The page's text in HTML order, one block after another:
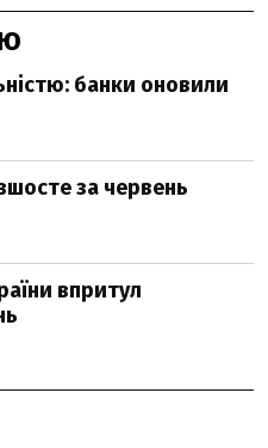
банки оновили
за червень
впритул